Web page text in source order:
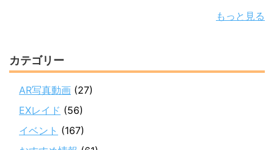
もっと見る
カテゴリー
AR写真動画 (27)
EXレイド (56)
イベント (167)